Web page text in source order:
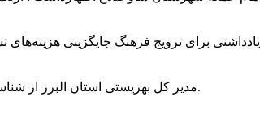
یادداشتی برای ترویج فرهنگ جایگزینی
مدیر کل بهزیستی استان البرز از شناسایی ۲ هزار و ۴۰۰ کودک دارای اختلالات بینایی در این استان خبر داد.